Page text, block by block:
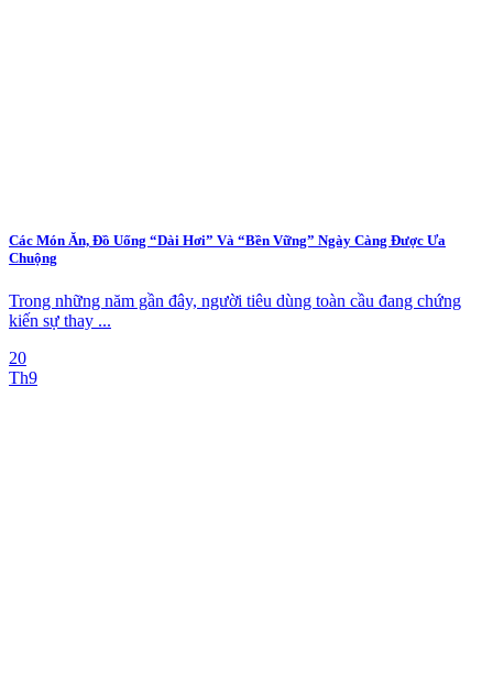
Các Món Ăn, Đồ Uống “Dài Hơi” Và “Bền Vững” Ngày Càng Được Ưa
Chuộng
Trong những năm gần đây, người tiêu dùng toàn cầu đang chứng
kiến sự thay ...
20
Th9